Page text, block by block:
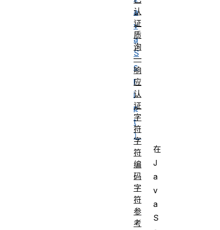
a
v
a
S
c
r
i
p
t
）
在
J
a
v
a
S
认
证
质
询
—
响
应
认
证
字
符
字
符
编
码
字
符
参
考